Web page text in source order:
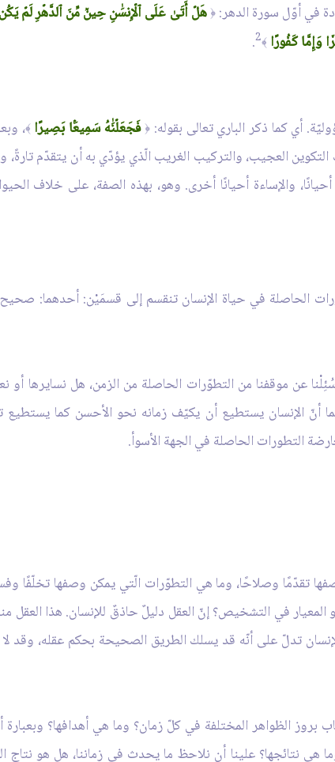
في أوّل سورة الدهر:﴿ هَلۡ أَتَىٰ عَلَى ٱلۡإِنسَٰنِ حِينٞ مِّنَ ٱلدَّهۡرِ لَمۡ
وَإِمَّا كَفُورًا ﴾2
.
أي كما ذكر الباري تعالى بقوله: ﴿ فَجَعَلۡنَٰهُ سَمِيعَۢا بَصِيرًا﴾،
التكوين العجيب، والتركيب الغريب الّذي يؤدّي به أن يتقدّم
والإساءة أحيانًا أخرى. وهو، بهذه الصفة، على خلاف
الحاصلة في حياة الإنسان تنقسم إلى قسمَيْن: أحدهما:
عن موقفنا من التطوّرات الحاصلة من الزمن، هل نسايرها أو
أنّ الإنسان يستطيع أن يكيّف زمانه نحو الأحسن كما يستطيع
التطورات الحاصلة في الجهة الأسوأ.
تقدّمًا وصلاحًا، وما هي التطوّرات الّتي يمكن وصفها تخلّفًا
في التشخيص؟ إنّ العقل دليلٌ حاذقٌ للإنسان. هذا العقل
تدلّ على أنّه قد يسلك الطريق الصحيحة بحكم عقله،
بروز الظواهر المختلفة في كلّ زمان؟ وما هي أهدافها؟
هي نتائجها؟ علينا أن نلاحظ ما يحدث في زماننا، هل هو نتاج